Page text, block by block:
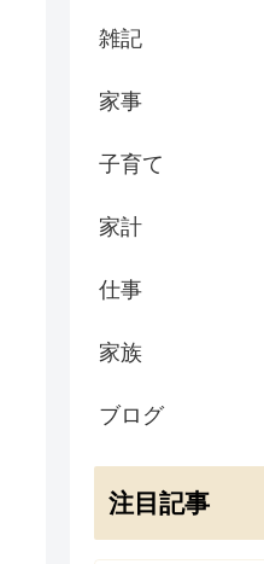
雑記
家事
子育て
家計
仕事
家族
ブログ
注目記事